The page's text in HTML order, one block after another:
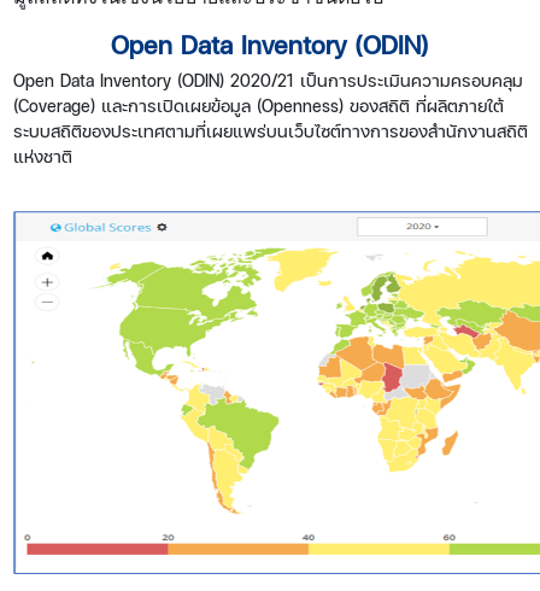
Open Data Inventory (ODIN)
Open Data Inventory (ODIN) 2020/21 เป็นการประเมินความครอบคลุม
(Coverage) และการเปิดเผยข้อมูล (Openness) ของสถิติ ที่ผลิตภายใต้
ระบบสถิติของประเทศตามที่เผยแพร่บนเว็บไซต์ทางการของสำนักงานสถิติ
แห่งชาติ